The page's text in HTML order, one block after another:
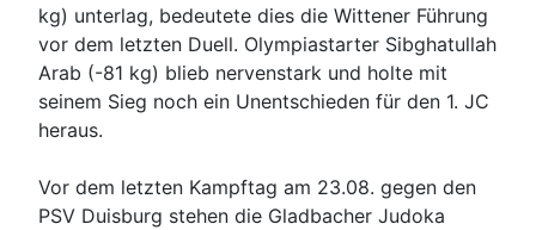
kg) unterlag, bedeutete dies die Wittener Führung
vor dem letzten Duell. Olympiastarter Sibghatullah
Arab (-81 kg) blieb nervenstark und holte mit
seinem Sieg noch ein Unentschieden für den 1. JC
heraus.
Vor dem letzten Kampftag am 23.08. gegen den
PSV Duisburg stehen die Gladbacher Judoka